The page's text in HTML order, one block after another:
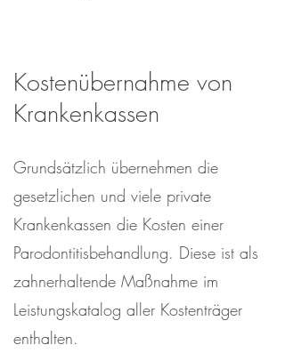
Kostenübernahme von
Krankenkassen
Grundsätzlich übernehmen die
gesetzlichen und viele private
Krankenkassen die Kosten einer
Parodontitisbehandlung. Diese ist als
zahnerhaltende Maßnahme im
Leistungskatalog aller Kostenträger
enthalten.